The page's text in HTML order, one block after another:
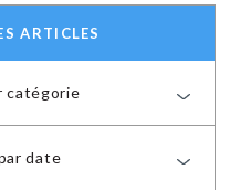
ARTICLES
catégorie
date